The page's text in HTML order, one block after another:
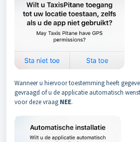
Wanneer u hiervoor toestemming heeft
gevraagd of u de applicatie automatisch
voor deze vraag NEE.